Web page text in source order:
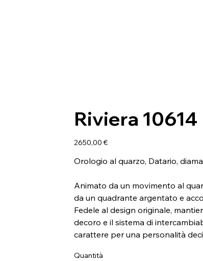
Riviera 10614
Prezzo
2650,00 €
Orologio al quarzo, Datario,
Animato da un movimento al
da un quadrante argentato e
Fedele al design originale,
decoro e il sistema di
carattere per una personalità
Quantità